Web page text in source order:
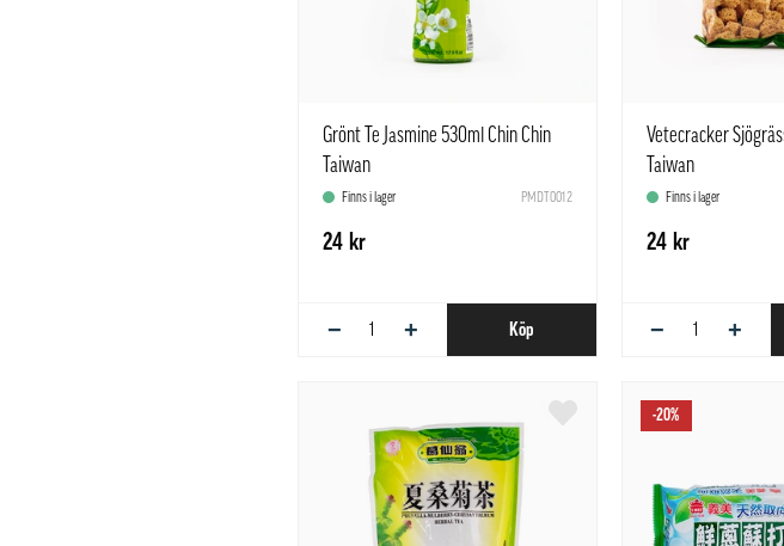
Grönt Te Jasmine 530ml Chin Chin
Taiwan
Finns i lager PMDT0012
24 kr
− + Köp
Vetecracker
Taiwan
Finns i lager
24 kr
− +
-20%